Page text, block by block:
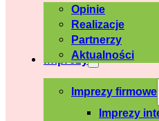
Opinie
Realizacje
Partnerzy
Aktualności
Imprezy
Imprezy firmowe
Imprezy